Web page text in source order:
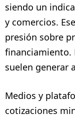
siendo un
y comercios.
presión sobre
financiamiento.
suelen generar
Medios y
cotizaciones